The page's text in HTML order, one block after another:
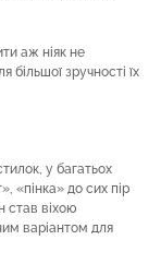
аж ніяк не
більшої зручності їх
у багатьох
«пінка» до сих пір
став віхою
варіантом для